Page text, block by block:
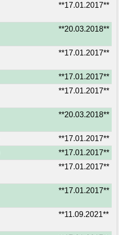
**17.01.2017**
**20.03.2018**
**17.01.2017**
**17.01.2017**
**17.01.2017**
**20.03.2018**
**17.01.2017**
**17.01.2017**
**17.01.2017**
**17.01.2017**
**11.09.2021**